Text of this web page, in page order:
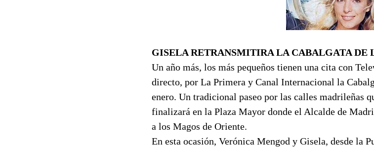
GISELA RETRANSMITIRA LA CABALGATA DE
Un año más, los más pequeños tienen una cita con
directo, por La Primera y Canal Internacional la
enero. Un tradicional paseo por las calles madrileñas
finalizará en la Plaza Mayor donde el Alcalde de
a los Magos de Oriente.
En esta ocasión, Verónica Mengod y Gisela, desde la